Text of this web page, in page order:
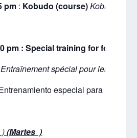
pm : Kobudo (course)Kobudo
pm : Special training for
Entraînement spécial pour les
especial para los
)(Martes )